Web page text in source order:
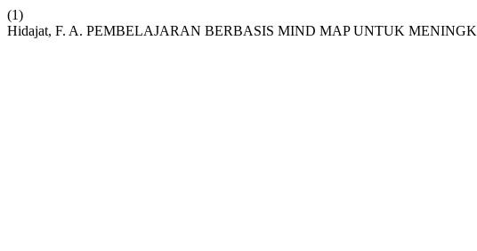
(1)
Hidajat, F. A. PEMBELAJARAN BERBASIS MIND MAP UNTUK